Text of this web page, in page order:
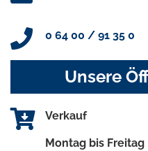
0 64 00 / 91 35 0
Unsere
Verkauf
Montag bis Freitag